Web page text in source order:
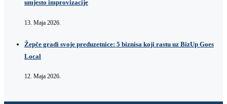
umjesto improvizacije
13. Maja 2026.
Žepče gradi svoje preduzetnice: 5 biznisa koji rastu uz BizUp Goes
Local
12. Maja 2026.